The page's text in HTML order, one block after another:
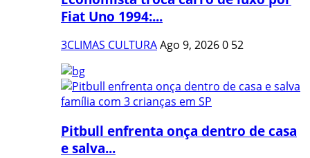
Fiat Uno 1994:...
3CLIMAS CULTURAAgo 9, 20260 52
Pitbull enfrenta onça dentro de casa
e salva...